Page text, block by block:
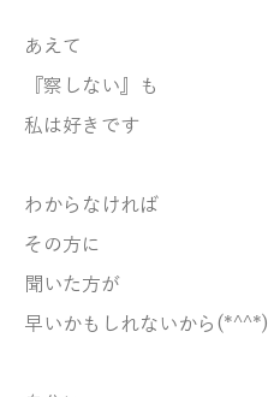
あえて
『察しない』も
私は好きです
わからなければ
その方に
聞いた方が
早いかもしれないから(*^^*)